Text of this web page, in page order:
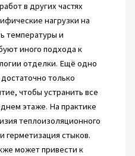
в других частях
нагрузки на
температуры и
иного подхода к
отделки. Ещё одно
только
чтобы устранить все
этаже. На практике
теплоизоляционного
герметизация стыков.
может привести к